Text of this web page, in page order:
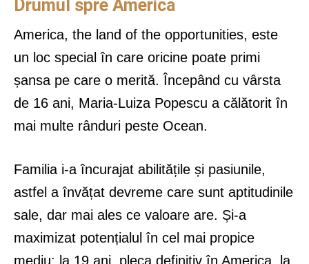
Drumul spre America
America, the land of the opportunities, este
un loc special în care oricine poate primi
șansa pe care o merită. Începând cu vârsta
de 16 ani, Maria-Luiza Popescu a călătorit în
mai multe rânduri peste Ocean.
Familia i-a încurajat abilitățile și pasiunile,
astfel a învățat devreme care sunt aptitudinile
sale, dar mai ales ce valoare are. Și-a
maximizat potențialul în cel mai propice
mediu: la 19 ani, pleca definitiv în America, la